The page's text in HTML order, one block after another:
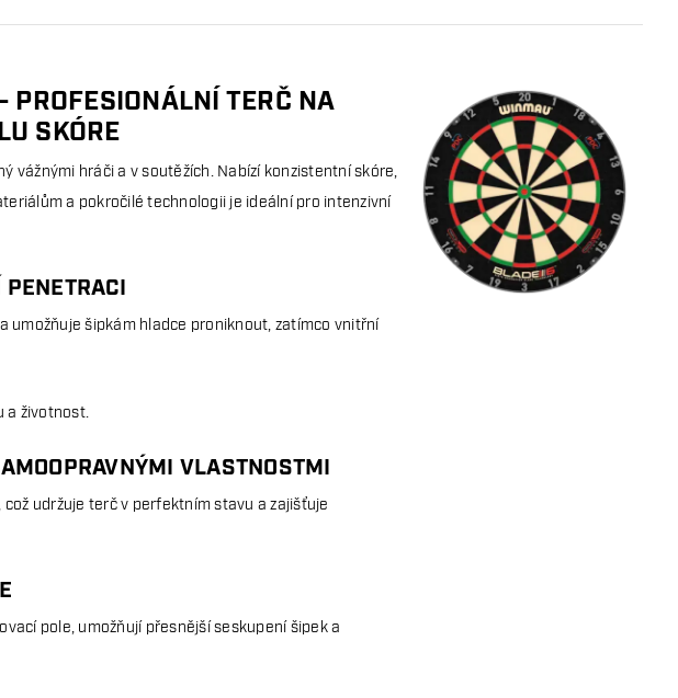
TERČ NA
SKÓRE
vážnými hráči a v soutěžích. Nabízí konzistentní skóre,
a pokročilé technologii je ideální pro intenzivní
PENETRACI
umožňuje šipkám hladce proniknout, zatímco vnitřní
a životnost.
VLASTNOSTMI
udržuje terč v perfektním stavu a zajišťuje
pole, umožňují přesnější seskupení šipek a